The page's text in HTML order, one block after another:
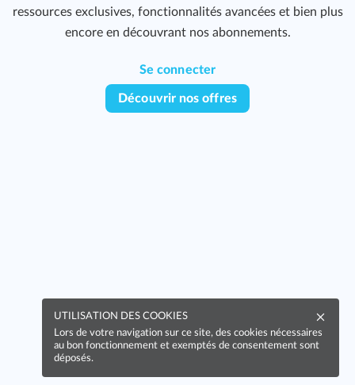
ressources exclusives, fonctionnalités avancées et bien plus
encore en découvrant nos abonnements.
Se connecter
Découvrir nos offres
UTILISATION DES COOKIES
Lors de votre navigation sur ce site, des cookies nécessaires
au bon fonctionnement et exemptés de consentement sont
déposés.